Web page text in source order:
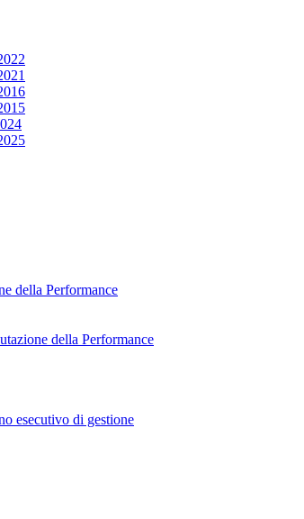
della Performance
della Performance
esecutivo di gestione